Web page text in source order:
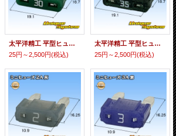
太平洋精工 平型ヒューズ 30A 緑色
25円～2,500円(税込)
太平洋精工 平型ヒューズ 35A 濃緑色
25円～2,500円(税込)